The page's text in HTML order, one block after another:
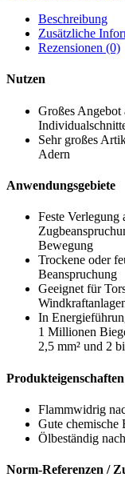
Beschreibung
Zusätzliche
Rezensionen (0)
Nutzen
Großes Angebot
Sehr großes
Adern
Anwendungsgebiete
Feste Verlegung
Bewegung
Trockene oder
Beanspruchung
Geeignet für
In
1 Millionen
2,5 mm² und 2
Produkteigenschaften
Flammwidrig
Gute chemische
Ölbeständig
Norm-Referenzen /